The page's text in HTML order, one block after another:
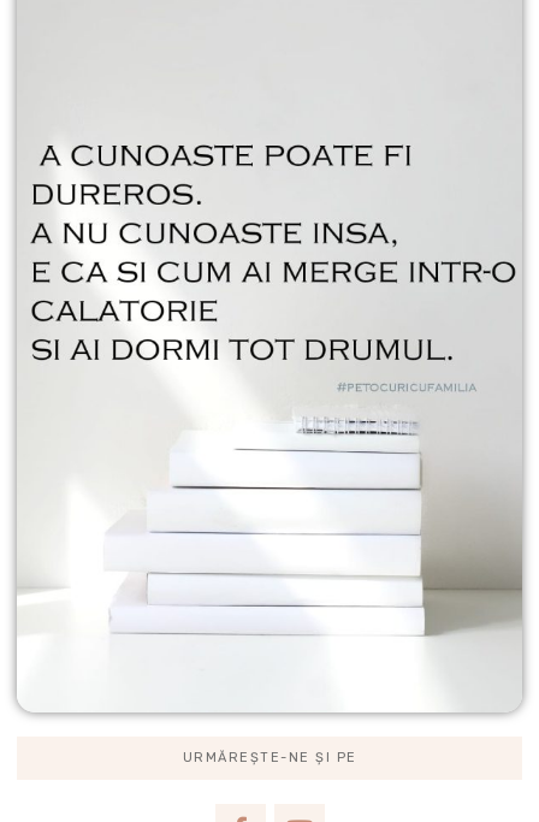
URMĂREȘTE-NE ȘI PE